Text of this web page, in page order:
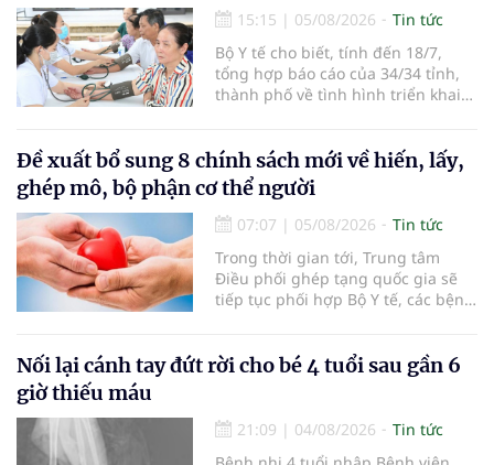
15:15 | 05/08/2026
Tin tức
Bộ Y tế cho biết, tính đến 18/7,
tổng hợp báo cáo của 34/34 tỉnh,
thành phố về tình hình triển khai
nhận 32.286.360 người, chiếm gần
30% dân số cả nước đã được khám
sức khỏe định kỳ năm nay.
Đề xuất bổ sung 8 chính sách mới về hiến, lấy,
ghép mô, bộ phận cơ thể người
07:07 | 05/08/2026
Tin tức
Trong thời gian tới, Trung tâm
Điều phối ghép tạng quốc gia sẽ
tiếp tục phối hợp Bộ Y tế, các bệnh
cường truyền thông, hoàn thiện
quy trình chuyên môn và hệ thống
hiến và ghép mô tạng.
Nối lại cánh tay đứt rời cho bé 4 tuổi sau gần 6
giờ thiếu máu
21:09 | 04/08/2026
Tin tức